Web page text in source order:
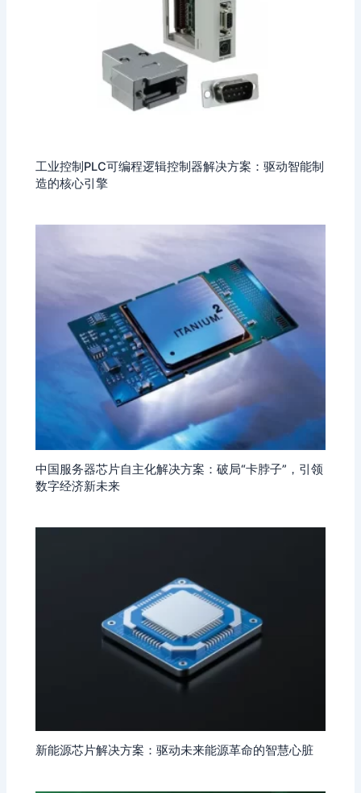
工业控制PLC可编程逻辑控制器解决方案：驱动智能制
造的核心引擎
中国服务器芯片自主化解决方案：破局“卡脖子”，引领
数字经济新未来
新能源芯片解决方案：驱动未来能源革命的智慧心脏